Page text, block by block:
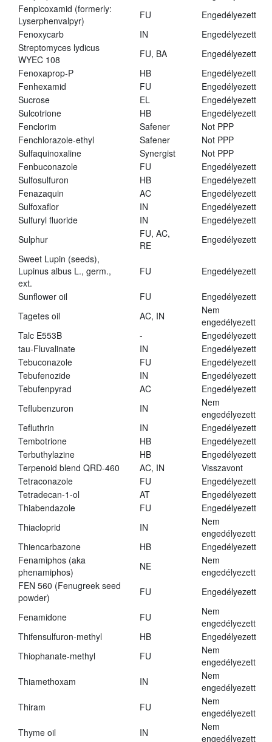
Fenpicoxamid (formerly:
Lyserphenvalpyr)
FU
Engedélyezett
Fenoxycarb
IN
Engedélyezett
Streptomyces lydicus
WYEC 108
FU, BA
Engedélyezett
Fenoxaprop-P
HB
Engedélyezett
Fenhexamid
FU
Engedélyezett
Sucrose
EL
Engedélyezett
Sulcotrione
HB
Engedélyezett
Fenclorim
Safener
Not PPP
Fenchlorazole-ethyl
Safener
Not PPP
Sulfaquinoxaline
Synergist
Not PPP
Fenbuconazole
FU
Engedélyezett
Sulfosulfuron
HB
Engedélyezett
Fenazaquin
AC
Engedélyezett
Sulfoxaflor
IN
Engedélyezett
Sulfuryl fluoride
IN
Engedélyezett
Sulphur
FU, AC,
RE
Engedélyezett
Sweet Lupin (seeds),
Lupinus albus L., germ.,
ext.
FU Engedélyezett
Sunflower oil FU
Engedélyezett
Tagetes oil
AC, IN
Nem
engedélyezett
Talc E553B
-
Engedélyezett
tau-Fluvalinate
IN
Engedélyezett
Tebuconazole
FU
Engedélyezett
Tebufenozide
IN
Engedélyezett
Tebufenpyrad
AC
Engedélyezett
Teflubenzuron
IN
Nem
engedélyezett
Tefluthrin
IN
Engedélyezett
Tembotrione
HB
Engedélyezett
Terbuthylazine
HB
Engedélyezett
Terpenoid blend QRD-460
AC, IN
Visszavont
Tetraconazole
FU
Engedélyezett
Tetradecan-1-ol
AT
Engedélyezett
Thiabendazole
FU
Engedélyezett
Thiacloprid
IN
Nem
engedélyezett
Thiencarbazone
HB
Engedélyezett
Fenamiphos (aka
phenamiphos)
NE
Nem
engedélyezett
FEN 560 (Fenugreek seed
powder)
FU Engedélyezett
Fenamidone FU
Nem
engedélyezett
Thifensulfuron-methyl
HB
Engedélyezett
Thiophanate-methyl
FU
Nem
engedélyezett
Thiamethoxam
IN
Nem
engedélyezett
Thiram
FU
Nem
engedélyezett
Thyme oil
IN
Nem
engedélyezett